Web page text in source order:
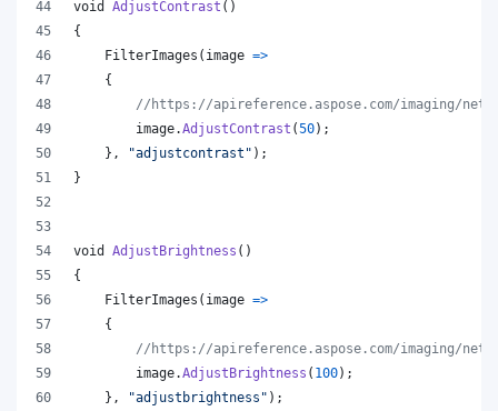
void AdjustContrast ( )
{
FilterImages ( image =>
{
//https://apireference.aspose.com/imaging/net/
image.AdjustContrast (50) ;
} , "adjustcontrast" ) ;
}
void AdjustBrightness ( )
{
FilterImages ( image =>
{
//https://apireference.aspose.com/imaging/net/
image.AdjustBrightness ( 100) ;
} , "adjustbrightness" ) ;